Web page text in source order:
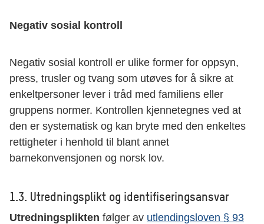
Negativ sosial kontroll
Negativ sosial kontroll er ulike former for oppsyn,
press, trusler og tvang som utøves for å sikre at
enkeltpersoner lever i tråd med familiens eller
gruppens normer. Kontrollen kjennetegnes ved at
den er systematisk og kan bryte med den enkeltes
rettigheter i henhold til blant annet
barnekonvensjonen og norsk lov.
1.3. Utredningsplikt og identifiseringsansvar
Utredningsplikten følger av utlendingsloven § 93